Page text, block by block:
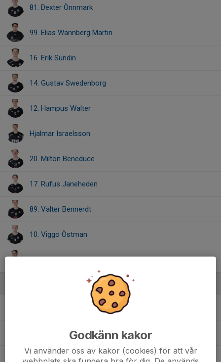
81. Dexter Önnmark
99. Elias Wannberg Martin
16. Erik Sundin
14. Gustav Swedenborg
12. Hampus Walter
Hjalmar Israelsson
20. Milton Beneduce
17. Rufus Janeheden
89. Valter Bennerdt
10. Viggo Östman
49. Vincent Sandström
Tränare
Jonas WalterAssisterande tränare
Thomas ÖnnmarkTränare
Godkänn kakor
Vi använder oss av kakor (cookies) för att vår